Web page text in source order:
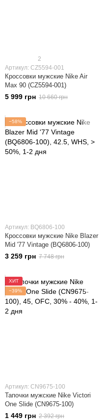
2
Артикул: CZ5594-001
Кроссовки мужские Nike Air
Max 90 (CZ5594-001)
5 999 грн 10 660 грн
−58%
Артикул: BQ6806-100
Кроссовки мужские Nike Blazer
Mid '77 Vintage (BQ6806-100)
3 259 грн 7 748 грн
ХИТ
−39%
Артикул: CN9675-100
Тапочки мужские Nike Victori
One Slide (CN9675-100)
1 449 грн 2 392 грн